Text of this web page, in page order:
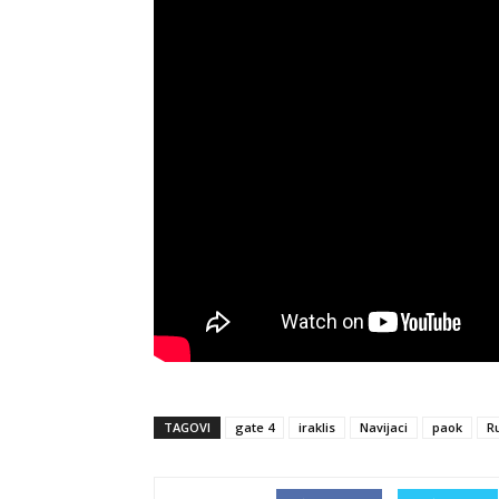
TAGOVI gate 4 iraklis Navijaci paok